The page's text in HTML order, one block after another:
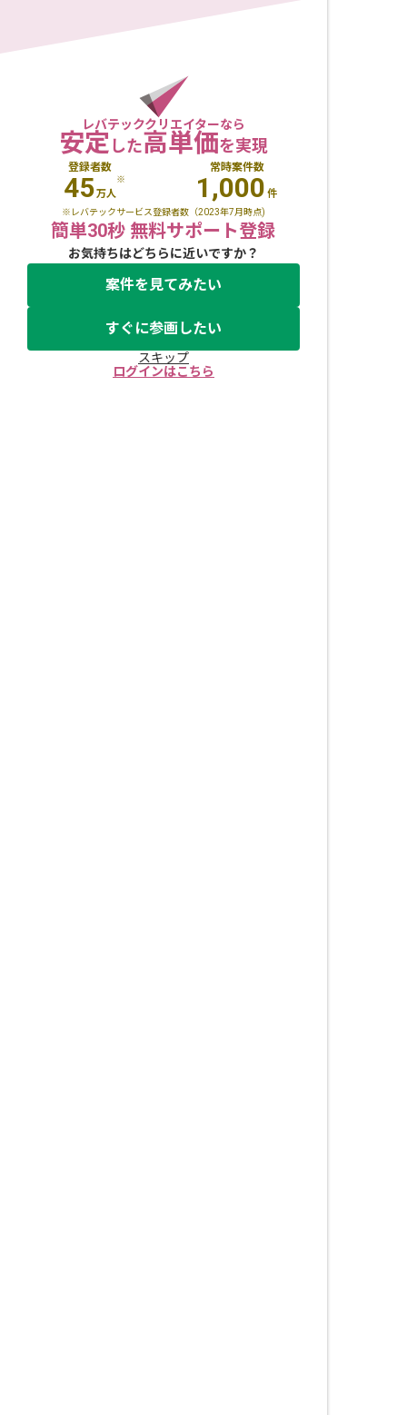
レバテッククリエイターなら
安定した高単価を実現
登録者数
45万人
※
常時案件数
1,000 件
※レバテックサービス登録者数（2023年7月時点)
簡単30秒 無料サポート登録
お気持ちはどちらに近いですか？
案件を見てみたい
すぐに参画したい
スキップ
ログインはこちら